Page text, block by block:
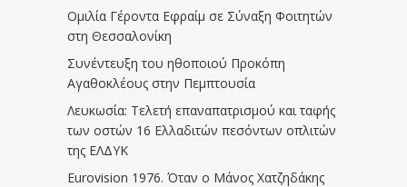
Ομιλία Γέροντα Εφραίμ σε Σύναξη Φοιτητών
στη Θεσσαλονίκη
Συνέντευξη του ηθοποιού Προκόπη
Αγαθοκλέους στην Πεμπτουσία
Λευκωσία: Τελετή επαναπατρισμού και ταφής
των οστών 16 Ελλαδιτών πεσόντων οπλιτών
της ΕΛΔΥΚ
Eurovision 1976. Όταν ο Μάνος Χατζηδάκης